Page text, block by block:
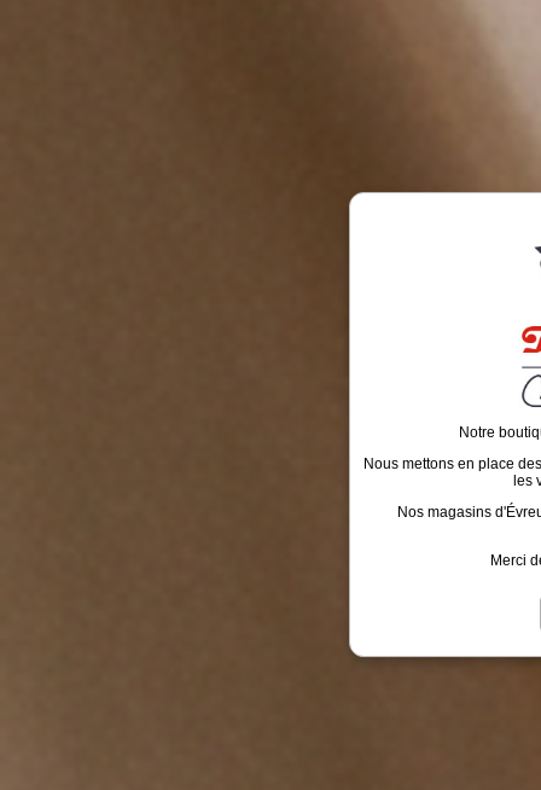
Notre
Nous mettons en place
les
Nos magasins
Merci